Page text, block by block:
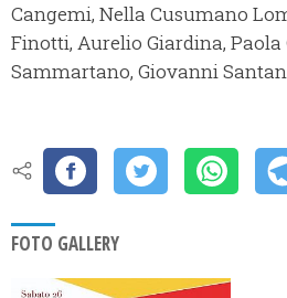
Cangemi, Nella Cusumano
Finotti, Aurelio Giardina, Paola
Sammartano, Giovanni
FOTO GALLERY